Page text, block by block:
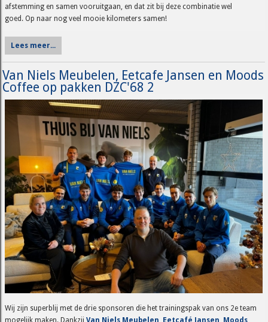
afstemming en samen vooruitgaan, en dat zit bij deze combinatie wel
goed. Op naar nog veel mooie kilometers samen!
Lees meer...
Van Niels Meubelen, Eetcafe Jansen en Moods
Coffee op pakken DZC'68 2
Wij zijn superblij met de drie sponsoren die het trainingspak van ons 2e team
mogelijk maken. DankzijVan Niels Meubelen Eetcafé Jansen Moods